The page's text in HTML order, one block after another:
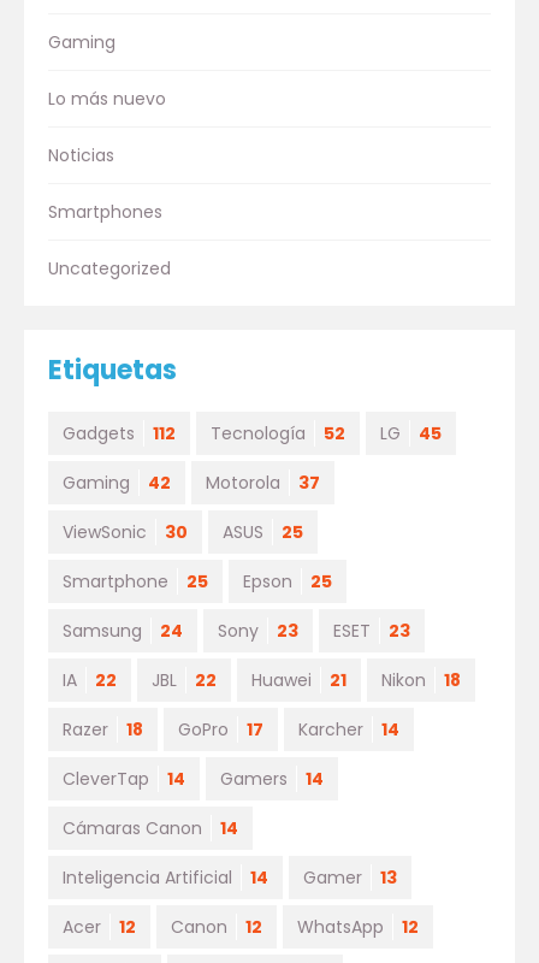
Gaming
Lo más nuevo
Noticias
Smartphones
Uncategorized
Etiquetas
Gadgets 112 Tecnología 52 LG 45
Gaming 42 Motorola 37
ViewSonic 30 ASUS 25
Smartphone 25 Epson 25
Samsung 24 Sony 23 ESET 23
IA 22 JBL 22 Huawei 21 Nikon 18
Razer 18 GoPro 17 Karcher 14
CleverTap 14 Gamers 14
Cámaras Canon 14
Inteligencia Artificial 14 Gamer 13
Acer 12 Canon 12 WhatsApp 12